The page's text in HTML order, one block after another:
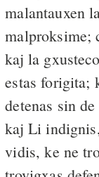
malantauxen
malproksime;
kaj la
estas forigita;
detenas sin
kaj Li
vidis, ke ne